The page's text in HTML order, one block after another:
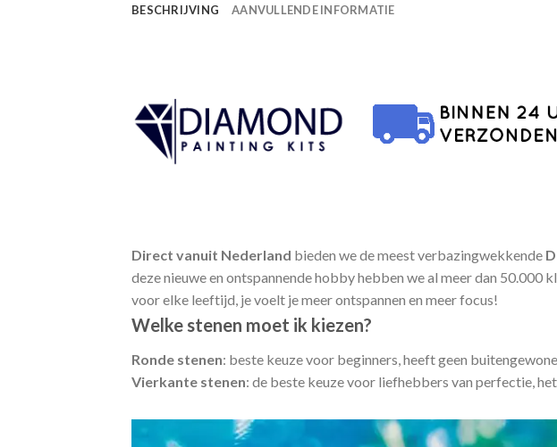
BESCHRIJVING AANVULLENDE INFORMATIE
Direct vanuit Nederland bieden we de meest verbazingwekkende
deze nieuwe en ontspannende hobby hebben we al meer dan 50.000
voor elke leeftijd, je voelt je meer ontspannen en meer focus!
Welke stenen moet ik kiezen?
Ronde stenen: beste keuze voor beginners, heeft geen
Vierkante stenen: de beste keuze voor liefhebbers van perfectie,